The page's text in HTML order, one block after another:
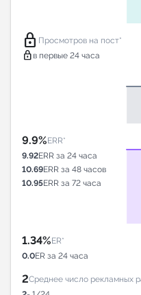
lock Просмотров на пост*
lock в первые 24 часа
9.9%ERR*
9.92ERR за 24 часа
10.69ERR за 48 часов
10.95ERR за 72 часа
1.34%ER*
0.0ER за 24 часа
2Среднее число рекламных